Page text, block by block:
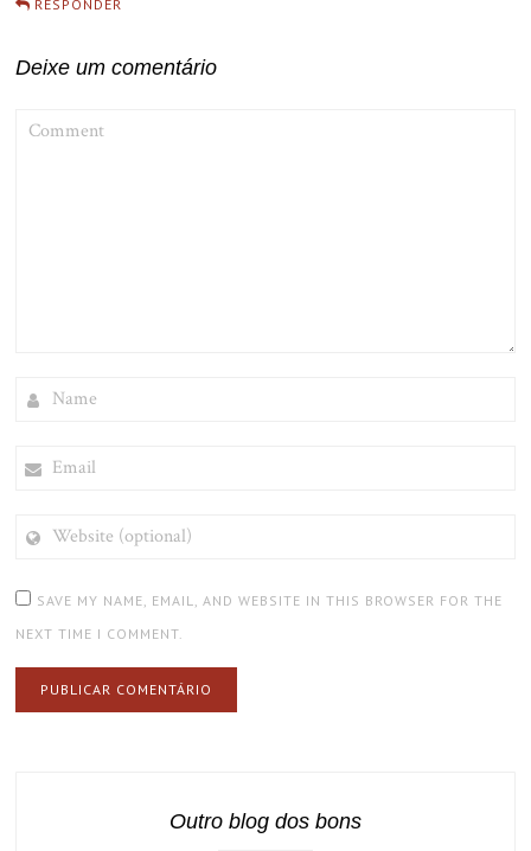
RESPONDER
Deixe um comentário
(OPTIONAL)
SAVE MY NAME, EMAIL, AND WEBSITE IN THIS BROWSER FOR THE
NEXT TIME I COMMENT.
Outro blog dos bons